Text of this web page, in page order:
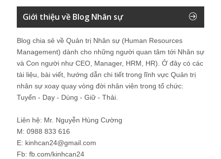
Giới thiệu về Blog Nhân sự
Blog chia sẻ về Quản trị Nhân sự (Human Resources
Management) dành cho những người quan tâm tới Nhân sự
và Con người như CEO, Manager, HRM, HR). Ở đây có các
tài liệu, bài viết, hướng dẫn chi tiết trong lĩnh vực Quản trị
nhân sự xoay quay vòng đời nhân viên trong tổ chức:
Tuyển - Dạy - Dùng - Giữ - Thải.
Liên hệ: Mr. Nguyễn Hùng Cường
M: 0988 833 616
E: kinhcan24@gmail.com
Fb: fb.com/kinhcan24